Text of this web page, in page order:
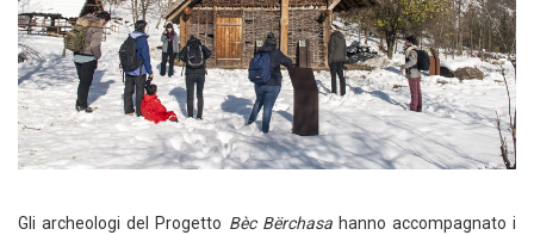
Gli archeologi del Progetto Bèc Bërchasahanno accompagnato i